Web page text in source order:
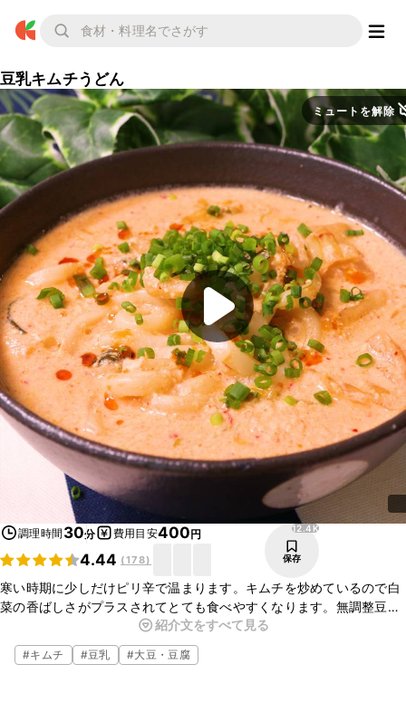
豆乳キムチうどん
ミュートを解除
調理時間 30分 費用目安400円
4.44 (178)
12.4K
保存
寒い時期に少しだけピリ辛で温まります。キムチを炒めているので白
菜の香ばしさがプラスされてとても食べやすくなります。無調整豆乳
を使っていますが鶏ガラ出汁や和風出汁でも調理できます。お醤油は
隠し味程度なので入れすぎに注意してください。
紹介文をすべて見る
#キムチ #豆乳 #大豆・豆腐